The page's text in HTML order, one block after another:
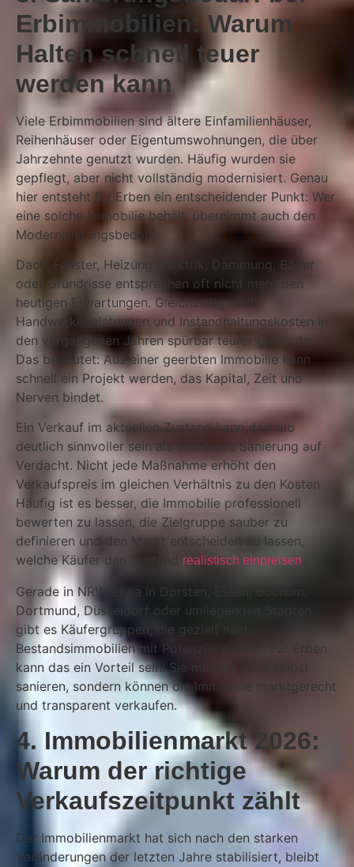
Erbimmobilien: Warum
Halten schnell teuer
werden kann
Viele Erbimmobilien sind ältere Einfamilienhäuser,
Reihenhäuser oder Eigentumswohnungen, die über
Jahrzehnte genutzt wurden. Häufig wurden sie
gepflegt, aber nicht vollständig modernisiert. Genau
hier entsteht für Erben ein entscheidender Punkt: Wer
eine solche Immobilie behält, übernimmt auch den
Modernisierungsbedarf.
Dach, Fenster, Heizung, Elektrik, Dämmung, Bäder
oder Grundrisse entsprechen oft nicht mehr den
heutigen Erwartungen. Gleichzeitig sind
Handwerkerleistungen und Instandhaltungskosten in
den vergangenen Jahren spürbar teurer geworden.
Das bedeutet: Aus einer geerbten Immobilie kann
schnell ein Projekt werden, das Kapital, Zeit und
Nerven bindet.
Ein Verkauf im aktuellen Zustand kann deshalb
deutlich sinnvoller sein als eine teure Sanierung auf
Verdacht. Nicht jede Maßnahme erhöht den
Verkaufspreis im gleichen Verhältnis zu den Kosten.
Häufig ist es besser, die Immobilie professionell
bewerten zu lassen, die Zielgruppe sauber zu
definieren und den Markt entscheiden zu lassen,
welche Käufer den Zustand
realistisch einpreisen
Gerade in NRW, etwa in Dorsten, Essen, Bochum,
Dortmund, Düsseldorf oder umliegenden Städten,
gibt es Käufergruppen, die gezielt nach
Bestandsimmobilien mit Potenzial suchen. Für Erben
kann das ein Vorteil sein: Sie müssen nicht selbst
sanieren, sondern können die Immobilie marktgerecht
und transparent verkaufen.
4. Immobilienmarkt 2026:
Warum der richtige
Verkaufszeitpunkt zählt
Der Immobilienmarkt hat sich nach den starken
Veränderungen der letzten Jahre stabilisiert, bleibt